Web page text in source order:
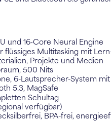
und 16‑Core Neural Engine
Multitasking mit
Projekte und Medien
500 Nits
6-Lautsprecher-System
5.3, MagSafe
Schultag
verfügbar)
BPA-frei,